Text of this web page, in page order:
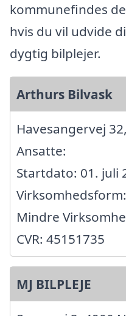
kommunefindes
hvis du vil udvide
dygtig bilplejer.
Arthurs Bilvask
Havesangervej
Ansatte:
Startdato: 01. juli
Mindre
CVR: 45151735
MJ BILPLEJE